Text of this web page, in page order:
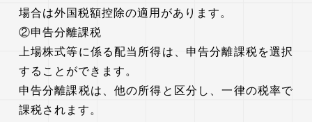
場合は外国税額控除の適用があります。
②申告分離課税
上場株式等に係る配当所得は、申告分離課税を選択
することができます。
申告分離課税は、他の所得と区分し、一律の税率で
課税されます。